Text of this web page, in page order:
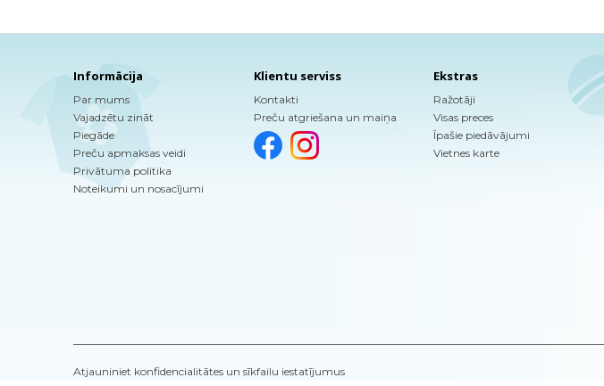
Informācija
Par mums
Vajadzētu zināt
Piegāde
Preču apmaksas veidi
Privātuma politika
Noteikumi un nosacījumi
Klientu serviss
Kontakti
Preču atgriešana un maiņa
Ekstras
Ražotāji
Visas preces
Īpašie piedāvājumi
Vietnes karte
Atjauniniet konfidencialitātes un sīkfailu iestatījumus